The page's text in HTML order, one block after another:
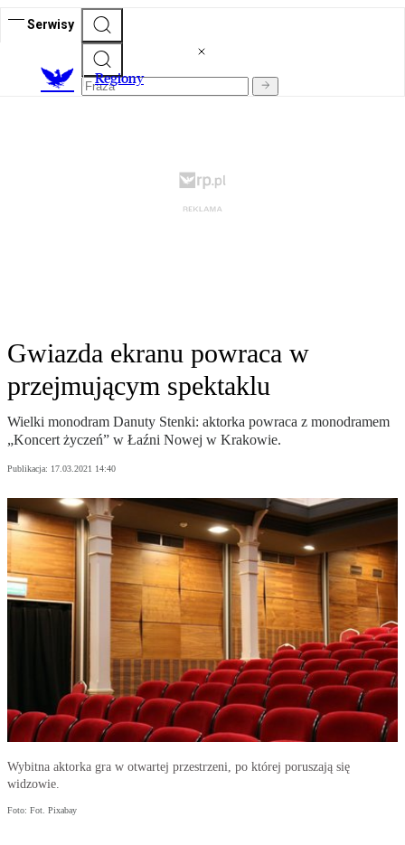
Serwisy
Regiony
Gwiazda ekranu powraca w
przejmującym spektaklu
Wielki monodram Danuty Stenki: aktorka powraca z monodramem
„Koncert życzeń” w Łaźni Nowej w Krakowie.
Publikacja: 17.03.2021 14:40
Wybitna aktorka gra w otwartej przestrzeni, po której poruszają się
widzowie.
Foto: Fot. Pixabay